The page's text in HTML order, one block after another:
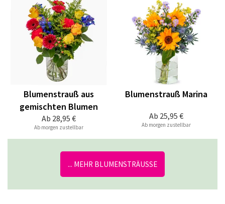
Ab 28,95 €
Blumenstrauß aus
gemischten Blumen
Ab morgen zustellbar
Ab 25,95 €
Blumenstrauß Marina
Ab morgen zustellbar
... MEHR BLUMENSTRÄUSSE